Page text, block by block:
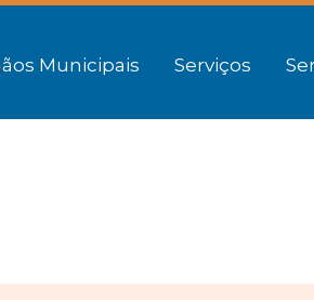
Municipais Serviços